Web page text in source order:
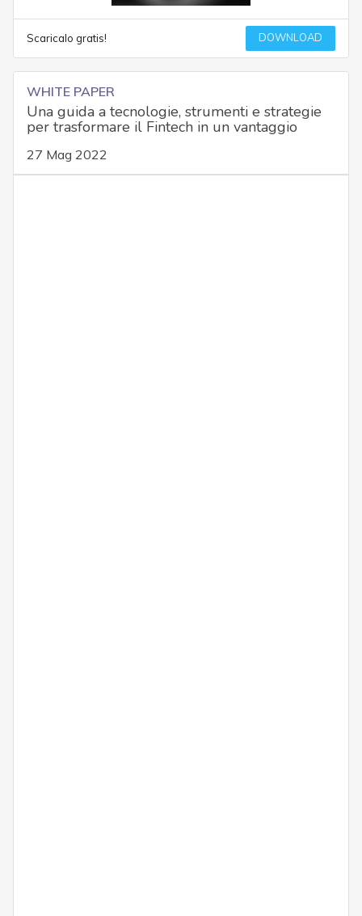
Scaricalo gratis! DOWNLOAD
WHITE PAPER
Una guida a tecnologie, strumenti e strategie
per trasformare il Fintech in un vantaggio
27 Mag 2022